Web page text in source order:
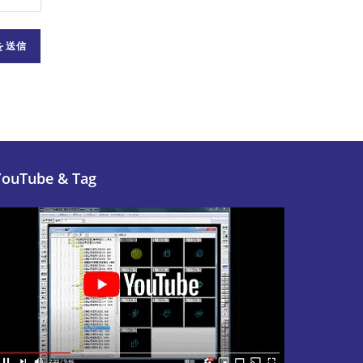
& Tag